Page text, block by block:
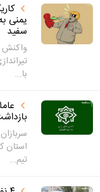
یمنی
سفید
واکنش
با...
استان
تیم...